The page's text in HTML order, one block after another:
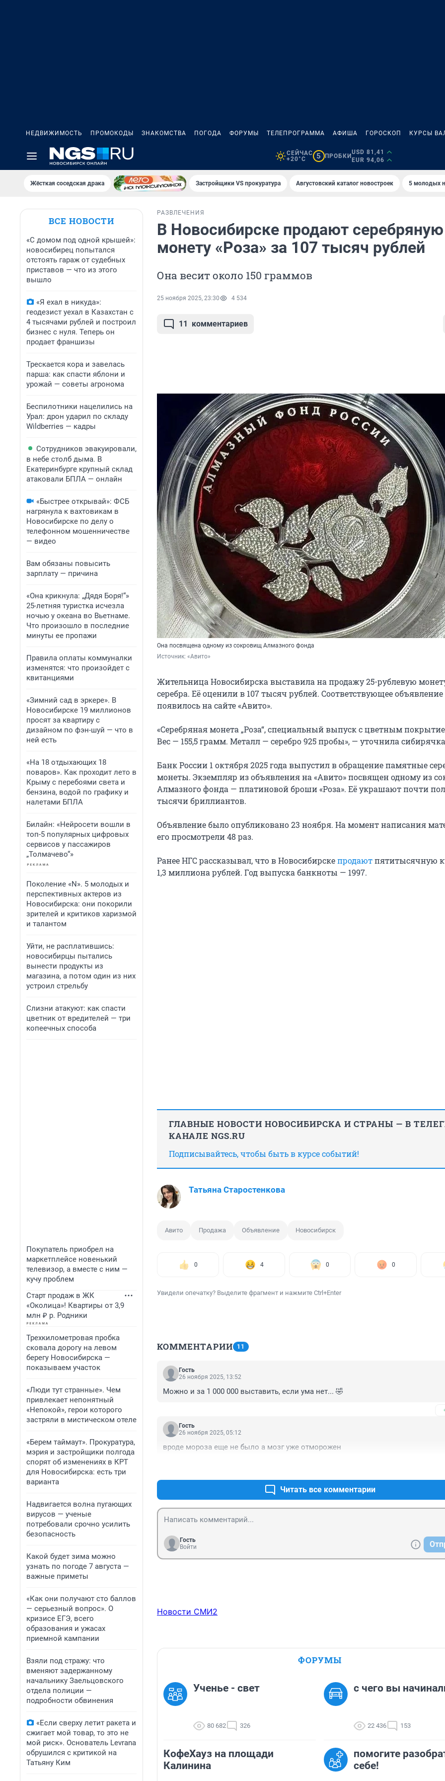
НЕДВИЖИМОСТЬ ПРОМОКОДЫ ЗНАКОМСТВА ПОГОДА ФОРУМЫ ТЕЛЕПРОГРАММА АФИША ГОРОСКОП КУРСЫ
СЕЙЧАС
+20°C
5 ПРОБКИ
USD 81,41
EUR 94,06
Жёсткая соседская драка Застройщики VS прокуратура Августовский каталог новостроек 5 молодых
ВСЕ НОВОСТИ
«С домом под одной крышей»:
новосибирец попытался
отстоять гараж от судебных
приставов — что из этого
вышло
«Я ехал в никуда»:
геодезист уехал в Казахстан с
4 тысячами рублей и построил
бизнес с нуля. Теперь он
продает франшизы
Трескается кора и завелась
парша: как спасти яблони и
урожай — советы агронома
Беспилотники нацелились на
Урал: дрон ударил по складу
Wildberries — кадры
Сотрудников эвакуировали,
в небе столб дыма. В
Екатеринбурге крупный склад
атаковали БПЛА — онлайн
«Быстрее открывай»: ФСБ
нагрянула к вахтовикам в
Новосибирске по делу о
телефонном мошенничестве
— видео
Вам обязаны повысить
зарплату — причина
«Она крикнула: „Дядя Боря!“»
25-летняя туристка исчезла
ночью у океана во Вьетнаме.
Что произошло в последние
минуты ее пропажи
Правила оплаты коммуналки
изменятся: что произойдет с
квитанциями
«Зимний сад в эркере». В
Новосибирске 19 миллионов
просят за квартиру с
дизайном по фэн-шуй — что в
ней есть
«На 18 отдыхающих 18
поваров». Как проходит лето в
Крыму с перебоями света и
бензина, водой по графику и
налетами БПЛА
Билайн: «Нейросети вошли в
топ-5 популярных цифровых
сервисов у пассажиров
„Толмачево“»
Поколение «N». 5 молодых и
перспективных актеров из
Новосибирска: они покорили
зрителей и критиков харизмой
и талантом
Уйти, не расплатившись:
новосибирцы пытались
вынести продукты из
магазина, а потом один из них
устроил стрельбу
Слизни атакуют: как спасти
цветник от вредителей — три
копеечных способа
Покупатель приобрел на
маркетплейсе новенький
телевизор, а вместе с ним —
кучу проблем
Старт продаж в ЖК
«Околица»! Квартиры от 3,9
млн ₽ р. Родники
Трехкилометровая пробка
сковала дорогу на левом
берегу Новосибирска —
показываем участок
«Люди тут странные». Чем
привлекает непонятный
«Непокой», герои которого
застряли в мистическом отеле
«Берем таймаут». Прокуратура,
мэрия и застройщики полгода
спорят об изменениях в КРТ
для Новосибирска: есть три
варианта
Надвигается волна пугающих
вирусов — ученые
потребовали срочно усилить
безопасность
Какой будет зима можно
узнать по погоде 7 августа —
важные приметы
«Как они получают сто баллов
— серьезный вопрос». О
кризисе ЕГЭ, всего
образования и ужасах
приемной кампании
Взяли под стражу: что
вменяют задержанному
начальнику Заельцовского
отдела полиции —
подробности обвинения
«Если сверху летит ракета и
сжигает мой товар, то это не
мой риск». Основатель Levrana
обрушился с критикой на
Татьяну Ким
РАЗВЛЕЧЕНИЯ
В Новосибирске продают серебряную
монету «Роза» за 107 тысяч рублей
Она весит около 150 граммов
25 ноября 2025, 23:30 4 534
11 комментариев
Она посвящена одному из сокровищ Алмазного фонда
Источник: «Авито»
Жительница Новосибирска выставила на продажу 25-рублевую
серебра. Её оценили в 107 тысяч рублей. Соответствующее объявление
появилось на сайте «Авито».
«Серебряная монета „Роза“, специальный выпуск с цветным
Вес — 155,5 грамм. Металл — серебро 925 пробы», — уточнила
Банк России 1 октября 2025 года выпустил в обращение памятные
монеты. Экземпляр из объявления на «Авито» посвящен одному из
Алмазного фонда — платиновой броши «Роза». Её украшают почти
тысячи бриллиантов.
Объявление было опубликовано 23 ноября. На момент написания
его просмотрели 48 раз.
Ранее НГС рассказывал, что в Новосибирскепродаютпятитысячную
1,3 миллиона рублей. Год выпуска банкноты — 1997.
ГЛАВНЫЕ НОВОСТИ НОВОСИБИРСКА И СТРАНЫ — В
КАНАЛЕ NGS.RU
Подписывайтесь, чтобы быть в курсе событий!
Татьяна Старостенкова
Авито Продажа Объявление Новосибирск
0 4 0 0
Увидели опечатку? Выделите фрагмент и нажмите Ctrl+Enter
КОММЕНТАРИИ 11
Гость
26 ноября 2025, 13:52
Можно и за 1 000 000 выставить, если ума нет... 🤣
Гость
26 ноября 2025, 05:12
вроде мороза еще не было а мозг уже отморожен
Читать все комментарии
Гость
Войти
Новости СМИ2
ФОРУМЫ
Ученье - свет
80 682 326
с чего вы
22 436 153
КофеХауз на площади
Калинина
помогите
себе!